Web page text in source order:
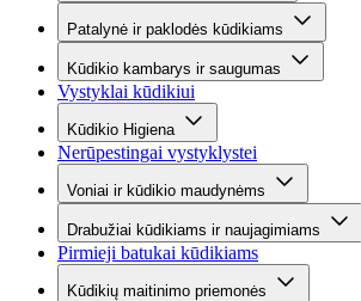
Patalynė ir paklodės kūdikiams
Kūdikio kambarys ir saugumas
Vystyklai kūdikiui
Kūdikio Higiena
Nerūpestingai vystyklystei
Voniai ir kūdikio maudynėms
Drabužiai kūdikiams ir naujagimiams
Pirmieji batukai kūdikiams
Kūdikių maitinimo priemonės